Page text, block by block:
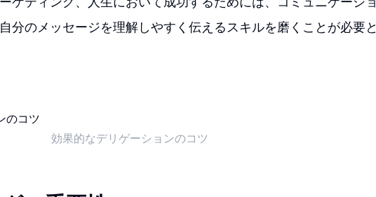
分のメッセージを理解しやすく伝えるスキルを磨くことが必要と
効果的なデリゲーションのコツ